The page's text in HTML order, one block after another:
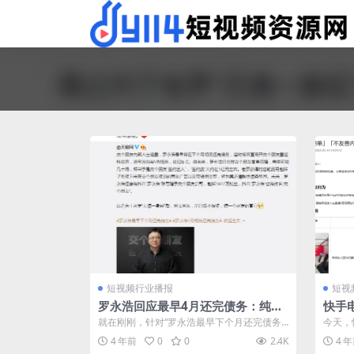
短视频行业播报
罗永浩回应最早4月还完债务：纯属
谣传
就在刚刚，针对“罗永浩最早下个月还完债务”
的传闻，罗永浩本人回应称，纯属谣传.....
4 年前 0 0 2.4K
短视
快手
节严
今天
内容
4